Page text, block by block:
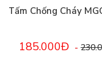
Tấm Chống Cháy
185.000Đ -